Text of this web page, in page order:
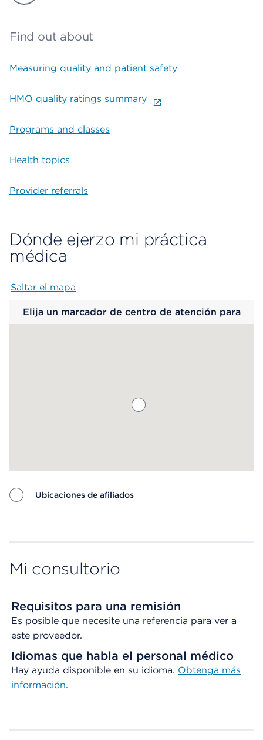
Find out about
Measuring quality and patient safety
HMO quality ratings summary
Programs and classes
Health topics
Provider referrals
Dónde ejerzo mi práctica
médica
Saltar el mapa
Elija un marcador de centro de atención para
Ubicaciones de afiliados
Mi consultorio
Requisitos para una remisión
Es posible que necesite una referencia para ver a
este proveedor.
Idiomas que habla el personal médico
Hay ayuda disponible en su idioma. Obtenga más
información.